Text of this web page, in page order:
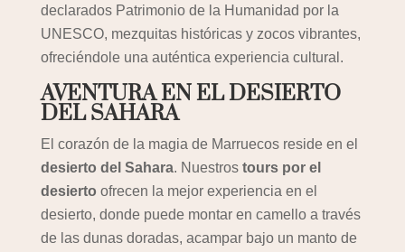
declarados Patrimonio de la Humanidad por la
UNESCO, mezquitas históricas y zocos vibrantes,
ofreciéndole una auténtica experiencia cultural.
AVENTURA EN EL DESIERTO
DEL SAHARA
El corazón de la magia de Marruecos reside en el
desierto del Sahara. Nuestros tours por el
desierto ofrecen la mejor experiencia en el
desierto, donde puede montar en camello a través
de las dunas doradas, acampar bajo un manto de